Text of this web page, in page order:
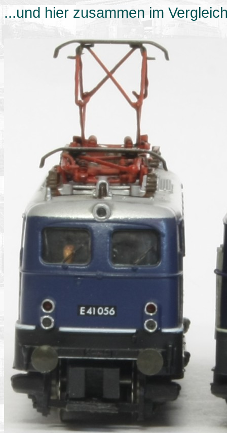
...und hier zusammen im